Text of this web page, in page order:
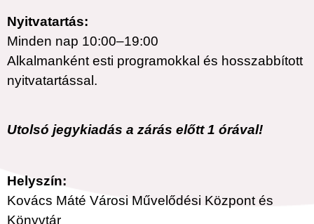
Nyitvatartás:
Minden nap 10:00–19:00
Alkalmanként esti programokkal és hosszabbított
nyitvatartással.
Utolsó jegykiadás a zárás előtt 1 órával!
Helyszín:
Kovács Máté Városi Művelődési Központ és
Könyvtár